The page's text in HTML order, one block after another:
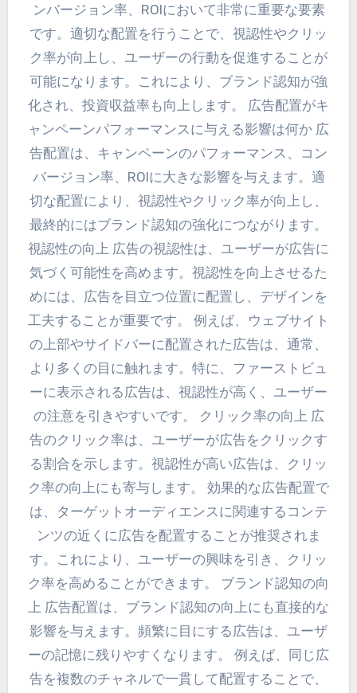
ンバージョン率、ROIにおいて非常に重要な要素
です。適切な配置を行うことで、視認性やクリッ
ク率が向上し、ユーザーの行動を促進することが
可能になります。これにより、ブランド認知が強
化され、投資収益率も向上します。 広告配置がキ
ャンペーンパフォーマンスに与える影響は何か 広
告配置は、キャンペーンのパフォーマンス、コン
バージョン率、ROIに大きな影響を与えます。適
切な配置により、視認性やクリック率が向上し、
最終的にはブランド認知の強化につながります。
視認性の向上 広告の視認性は、ユーザーが広告に
気づく可能性を高めます。視認性を向上させるた
めには、広告を目立つ位置に配置し、デザインを
工夫することが重要です。 例えば、ウェブサイト
の上部やサイドバーに配置された広告は、通常、
より多くの目に触れます。特に、ファーストビュ
ーに表示される広告は、視認性が高く、ユーザー
の注意を引きやすいです。 クリック率の向上 広
告のクリック率は、ユーザーが広告をクリックす
る割合を示します。視認性が高い広告は、クリッ
ク率の向上にも寄与します。 効果的な広告配置で
は、ターゲットオーディエンスに関連するコンテ
ンツの近くに広告を配置することが推奨されま
す。これにより、ユーザーの興味を引き、クリッ
ク率を高めることができます。 ブランド認知の向
上 広告配置は、ブランド認知の向上にも直接的な
影響を与えます。頻繁に目にする広告は、ユーザ
ーの記憶に残りやすくなります。 例えば、同じ広
告を複数のチャネルで一貫して配置することで、